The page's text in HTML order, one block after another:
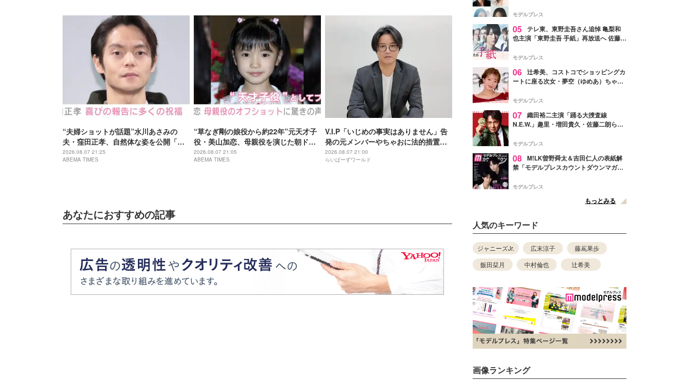
“夫婦ショットが話題”水川あさみの
夫・窪田正孝、自然体な姿を公開「い
つだって自分の勇気次第」
2026.08.07 21:25
ABEMA TIMES
“草なぎ剛の娘役から約22年”元天才子
役・美山加恋、母親役を演じた朝ドラ
『風、薫る』での姿に驚きの声「凛ち
ゃんがお母さん役をやるようになった
2026.08.07 21:05
ABEMA TIMES
V.I.P「いじめの事実はありません」告
発の元メンバーやちゃおに法的措置を
準備
2026.08.07 21:00
らいばーずワールド
あなたにおすすめの記事
ャスト発表
モデルプレス
05 テレ東、東野圭吾さん追悼 亀梨和
也主演「東野圭吾 手紙」再放送へ 佐藤隆
モデルプレス
06 辻希美、コストコでショッピングカ
ートに座る次女・夢空（ゆめあ）ちゃん
ぎ」「成長を感じる」の声
モデルプレス
07 織田裕二主演「踊る大捜査線
N.E.W.」趣里・増田貴久・佐藤二朗ら新
徴する“謎のキーワード”も
モデルプレス
08 M!LK曽野舜太＆吉田仁人の表紙解
禁「モデルプレスカウントダウンマガジ
モデルプレス
もっとみる
人気のキーワード
ジャニーズJr. 広末涼子
藤嶌果歩
飯田栞月
中村倫也 辻希美
画像ランキング